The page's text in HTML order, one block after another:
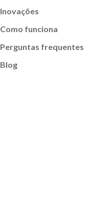
Inovações
Como funciona
Perguntas frequentes
Blog